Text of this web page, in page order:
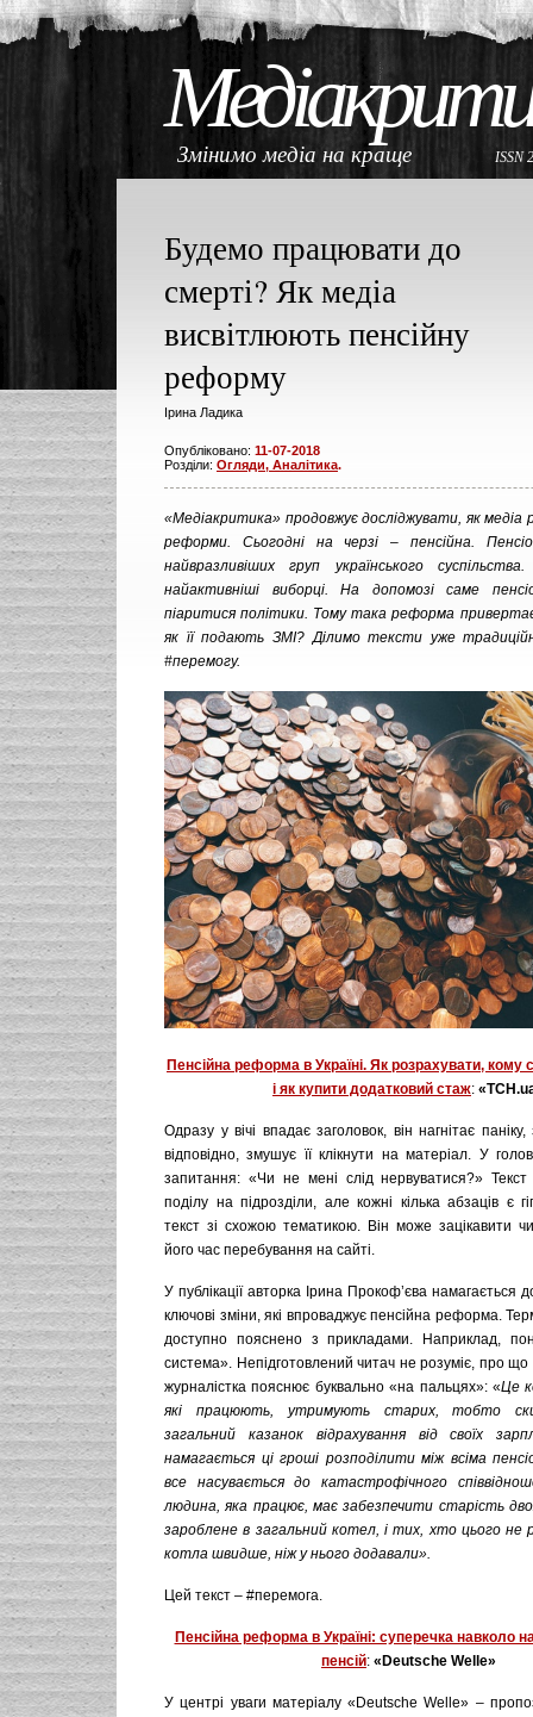
Змінимо медіа на краще ISSN
Будемо працювати до
смерті? Як медіа
висвітлюють пенсійну
реформу
Ірина Ладика
Опубліковано: 11-07-2018
Розділи: Огляди, Аналітика.
«Медіакритика» продовжує досліджувати, як медіа
реформи. Сьогодні на черзі – пенсійна.
найвразливіших груп українського
найактивніші виборці. На допомозі саме
піаритися політики. Тому така реформа
як її подають ЗМІ? Ділимо тексти уже
#перемогу.
Пенсійна реформа в Україні. Як розрахувати, кому
і як купити додатковий стаж: «ТСН.
Одразу у вічі впадає заголовок, він нагнітає
відповідно, змушує її клікнути на матеріал. У
запитання: «Чи не мені слід нервуватися?»
поділу на підрозділи, але кожні кілька абзаців є
текст зі схожою тематикою. Він може зацікавити
його час перебування на сайті.
У публікації авторка Ірина Прокоф’єва намагається
ключові зміни, які впроваджує пенсійна реформа.
доступно пояснено з прикладами. Наприклад,
система». Непідготовлений читач не розуміє, про що
журналістка пояснює буквально «на пальцях»: «Це
які працюють, утримують старих, тобто
загальний казанок відрахування від своїх
намагається ці гроші розподілити між всіма
все насувається до катастрофічного
людина, яка працює, має забезпечити старість
зароблене в загальний котел, і тих, хто цього не
котла швидше, ніж у нього додавали».
Цей текст – #перемога.
Пенсійна реформа в Україні: суперечка навколо
пенсій: « Deutsche Welle»
У центрі уваги матеріалу «Deutsche Welle» –